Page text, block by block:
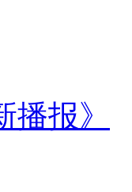
在单位你
代以后就分
，分的房
煤气灶等
了掏钱买房
：九十
报》